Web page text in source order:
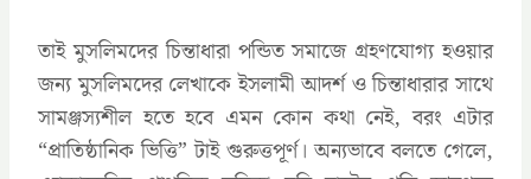
তাই মুসলিমদের চিন্তাধারা পন্ডিত সমাজে গ্রহণযোগ্য হওয়ার
জন্য মুসলিমদের লেখাকে ইসলামী আদর্শ ও চিন্তাধারার সাথে
সামঞ্জস্যশীল হতে হবে এমন কোন কথা নেই, বরং এটার
“প্রাতিষ্ঠানিক ভিত্তি” টাই গুরুত্তপূর্ণ। অন্যভাবে বলতে গেলে,